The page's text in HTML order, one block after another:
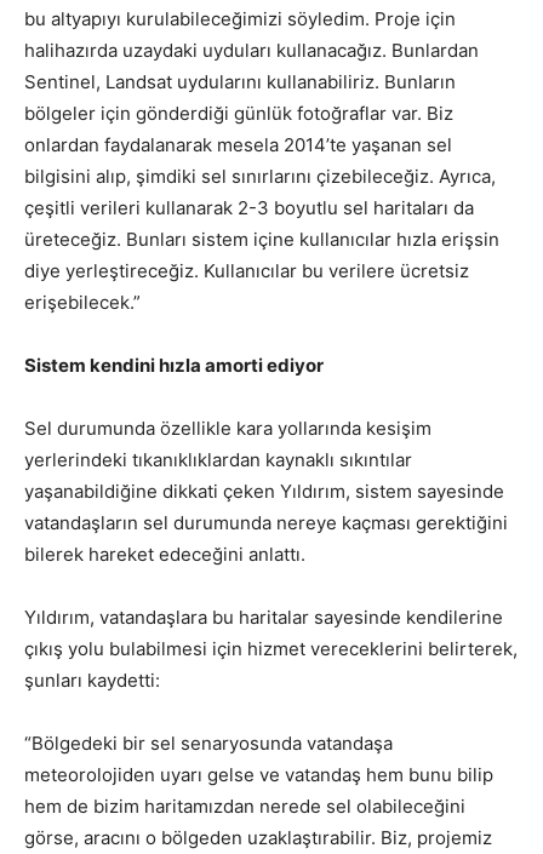
bu altyapıyı kurulabileceğimizi söyledim. Proje için
halihazırda uzaydaki uyduları kullanacağız. Bunlardan
Sentinel, Landsat uydularını kullanabiliriz. Bunların
bölgeler için gönderdiği günlük fotoğraflar var. Biz
onlardan faydalanarak mesela 2014’te yaşanan sel
bilgisini alıp, şimdiki sel sınırlarını çizebileceğiz. Ayrıca,
çeşitli verileri kullanarak 2-3 boyutlu sel haritaları da
üreteceğiz. Bunları sistem içine kullanıcılar hızla erişsin
diye yerleştireceğiz. Kullanıcılar bu verilere ücretsiz
erişebilecek.”
Sistem kendini hızla amorti ediyor
Sel durumunda özellikle kara yollarında kesişim
yerlerindeki tıkanıklıklardan kaynaklı sıkıntılar
yaşanabildiğine dikkati çeken Yıldırım, sistem sayesinde
vatandaşların sel durumunda nereye kaçması gerektiğini
bilerek hareket edeceğini anlattı.
Yıldırım, vatandaşlara bu haritalar sayesinde kendilerine
çıkış yolu bulabilmesi için hizmet vereceklerini belirterek,
şunları kaydetti:
“Bölgedeki bir sel senaryosunda vatandaşa
meteorolojiden uyarı gelse ve vatandaş hem bunu bilip
hem de bizim haritamızdan nerede sel olabileceğini
görse, aracını o bölgeden uzaklaştırabilir. Biz, projemiz